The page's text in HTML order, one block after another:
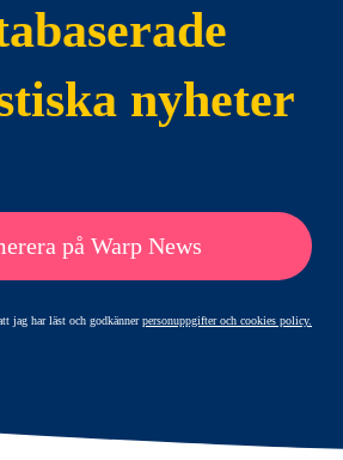
nyheter
på Warp News
jag har läst och godkännerpersonuppgifter och cookies policy.